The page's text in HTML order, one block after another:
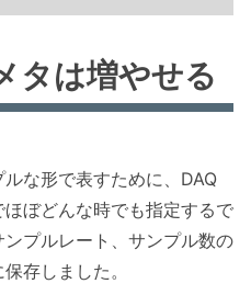
タは増やせる
な形で表すために、DAQ
ぼどんな時でも指定するで
プルレート、サンプル数の
存しました。